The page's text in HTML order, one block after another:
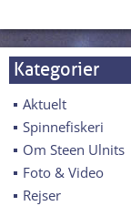
Kategorier
Aktuelt
Spinnefiskeri
Om Steen Ulnits
Foto & Video
Rejser